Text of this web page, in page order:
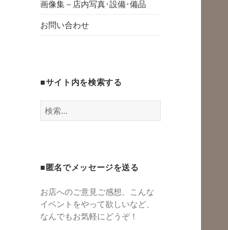
グスペース・シェ
アスペース・レン
ュ*カフェのよう
にくつろぐ*親子イ
ベントも
開
画像集 – 店内写真･設備･備品
お問い合わせ
■サイト内を検索する
検
索:
■匿名でメッセージを送る
お店へのご意見ご感想、こんな
イベントをやって欲しいなど、
なんでもお気軽にどうぞ！